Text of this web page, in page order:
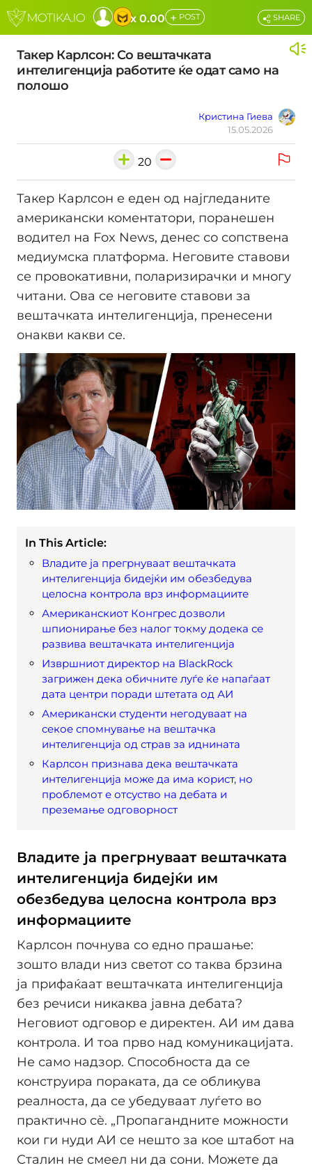
x 0.00 + POST
Такер Карлсон: Со вештачката
интелигенција работите ќе одат само на
полошо
Кристина Гиева
15.05.2026
SHARE
20
Такер Карлсон е еден од најгледаните
американски коментатори, поранешен
водител на Fox News, денес со сопствена
медиумска платформа. Неговите ставови
се провокативни, поларизирачки и многу
читани. Ова се неговите ставови за
вештачката интелигенција, пренесени
онакви какви се.
In This Article:
Владите ја прегрнуваат вештачката
интелигенција бидејќи им обезбедува
целосна контрола врз информациите
Американскиот Конгрес дозволи
шпионирање без налог токму додека се
развива вештачката интелигенција
Извршниот директор на BlackRock
загрижен дека обичните луѓе ќе напаѓаат
дата центри поради штетата од АИ
Американски студенти негодуваат на
секое спомнување на вештачка
интелигенција од страв за иднината
Карлсон признава дека вештачката
интелигенција може да има корист, но
проблемот е отсуство на дебата и
преземање одговорност
Владите ја прегрнуваат вештачката
интелигенција бидејќи им
обезбедува целосна контрола врз
информациите
Карлсон почнува со едно прашање:
зошто влади низ светот со таква брзина
ја прифаќаат вештачката интелигенција
без речиси никаква јавна дебата?
Неговиот одговор е директен. АИ им дава
контрола. И тоа прво над комуникацијата.
Не само надзор. Способноста да се
конструира пораката, да се обликува
реалноста, да се убедуваат луѓето во
практично сè. „Пропагандните можности
кои ги нуди АИ се нешто за кое штабот на
Сталин не смеел ни да сони. Можете да